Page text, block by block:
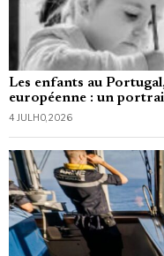
Les enfants au
européenne : un
4 JULHO, 2026